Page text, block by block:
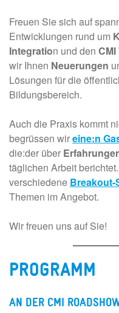
Freuen Sie sich auf
Entwicklungen rund um
Integration und den
wir Ihnen Neuerungen
Lösungen für die
Bildungsbereich.
Auch die Praxis kommt
begrüssen wireine:n
die:der über
täglichen Arbeit
verschiedene
Themen im Angebot.
Wir freuen uns auf Sie!
PROGRAMM
AN DER CMI